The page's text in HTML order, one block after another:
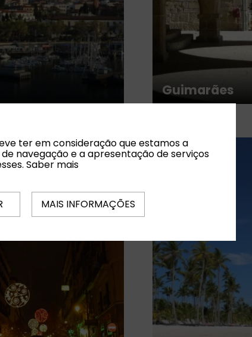
Guimarães
ter em consideração que estamos a
navegação e a apresentação de serviços
Saber mais
MAIS INFORMAÇÕES